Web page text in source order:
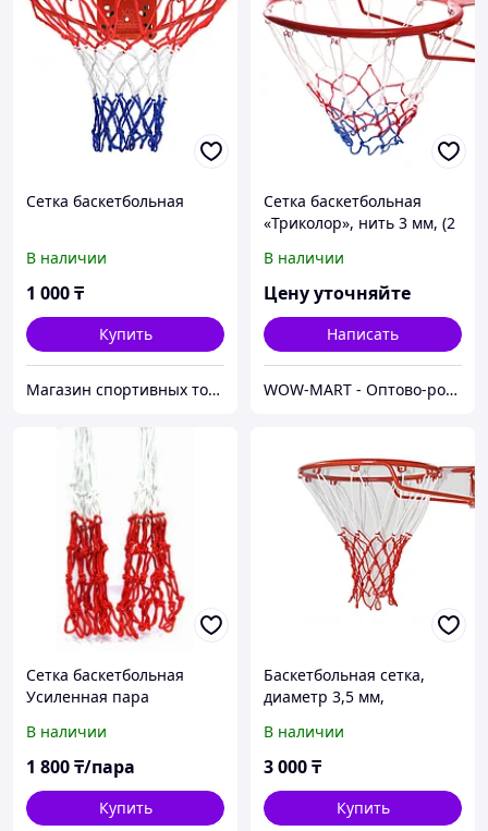
Сетка баскетбольная
В наличии
1 000₸
Купить
Магазин спортивных товаров - BEST SPORT
Сетка баскетбольная
«Триколор», нить 3 мм, (2
В наличии
Цену уточняйте
Написать
WOW-MART - Оптово-розничный Склад - товары на заказ до двери
Сетка баскетбольная
Усиленная пара
В наличии
1 800₸/пара
Купить
Баскетбольная сетка,
диаметр 3,5 мм,
В наличии
3 000₸
Купить